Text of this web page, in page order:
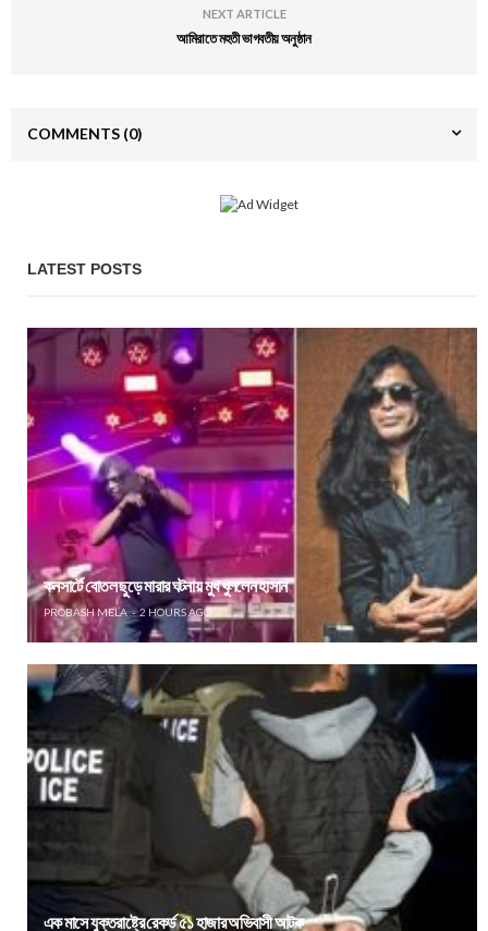
NEXT ARTICLE
আমিরাতে মহতী ভাগবতীয় অনুষ্ঠান
COMMENTS (0)
LATEST POSTS
কনসার্টে বোতল ছুড়ে মারার ঘটনায় মুখ খুললেন হাসান
PROBASH MELA 2 HOURS AGO
এক মাসে যুক্তরাষ্ট্রে রেকর্ড ৫১ হাজার অভিবাসী আটক